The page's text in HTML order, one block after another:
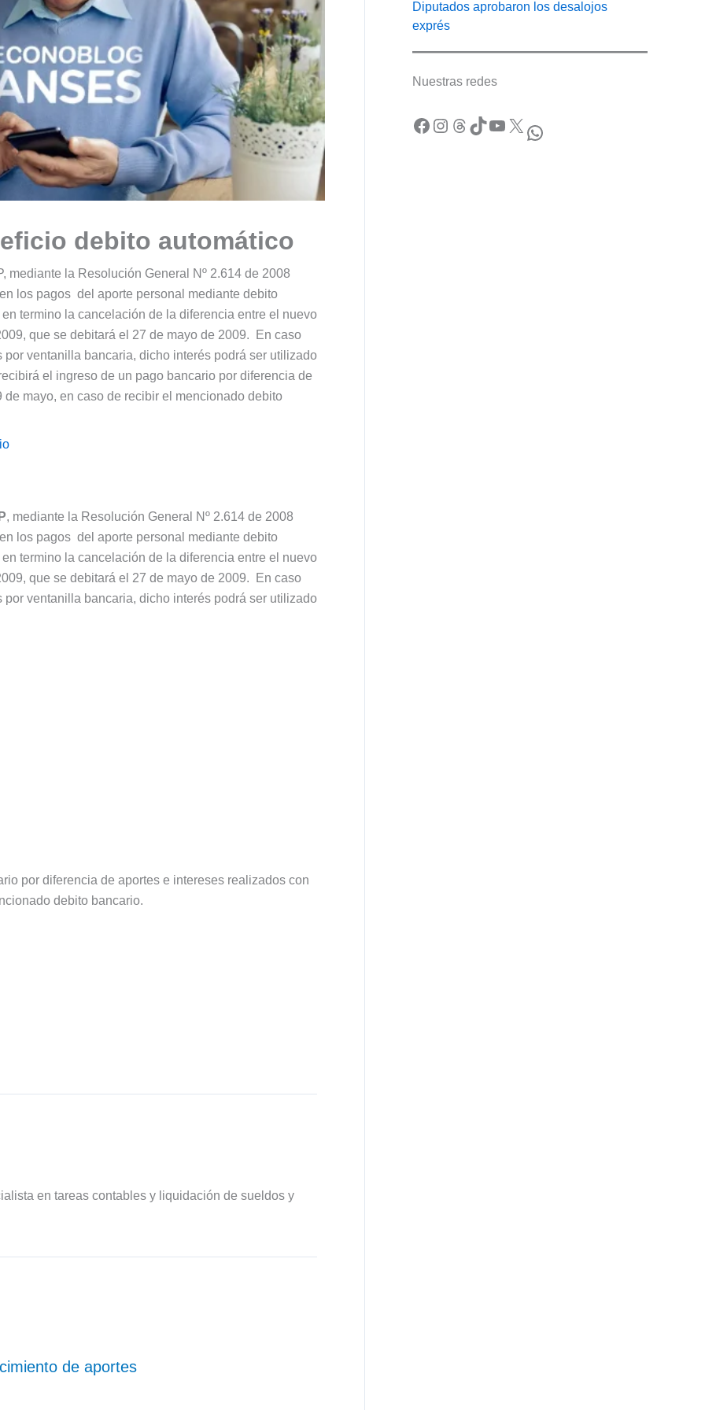
debito automático
mediante la Resolución General Nº 2.614 de 2008
los pagos del aporte personal mediante debito
termino la cancelación de la diferencia entre el nuevo
que se debitará el 27 de mayo de 2009. En caso
ventanilla bancaria, dicho interés podrá ser utilizado
el ingreso de un pago bancario por diferencia de
mayo, en caso de recibir el mencionado debito
, mediante la Resolución General Nº 2.614 de 2008
los pagos del aporte personal mediante debito
termino la cancelación de la diferencia entre el nuevo
que se debitará el 27 de mayo de 2009. En caso
ventanilla bancaria, dicho interés podrá ser utilizado
por diferencia de aportes e intereses realizados con
debito bancario.
en tareas contables y liquidación de sueldos y
de aportes
Diputados aprobaron los desalojos
exprés
Nuestras redes
Facebook Instagram Threads TikTok YouTube X WhatsApp